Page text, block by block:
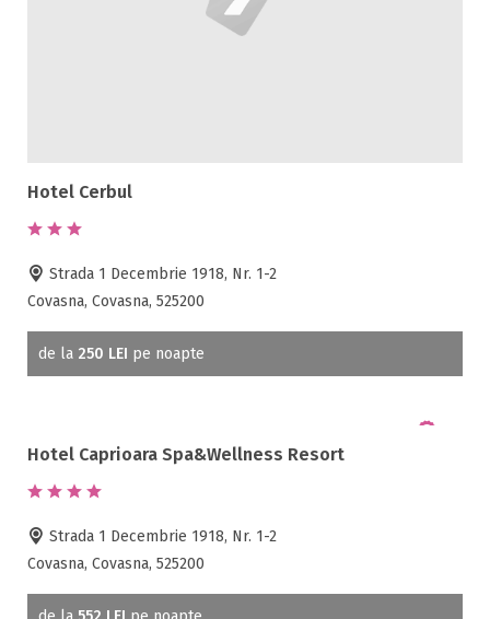
Hotel Cerbul
Strada 1 Decembrie 1918, Nr. 1-2
Covasna, Covasna, 525200
de la 250 LEI pe noapte
Hotel Caprioara Spa&Wellness Resort
Strada 1 Decembrie 1918, Nr. 1-2
Covasna, Covasna, 525200